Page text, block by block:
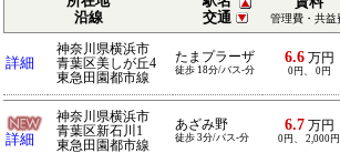
沿線
交通
管理費・共益
詳細
神奈川県横浜市
青葉区美しが丘4
東急田園都市線
たまプラーザ
徒歩 18分/バス-分
6.6万円
0円、 0円
詳細
神奈川県横浜市
青葉区新石川1
東急田園都市線
あざみ野
徒歩 3分/バス-分
6.7万円
0円、 2,000円